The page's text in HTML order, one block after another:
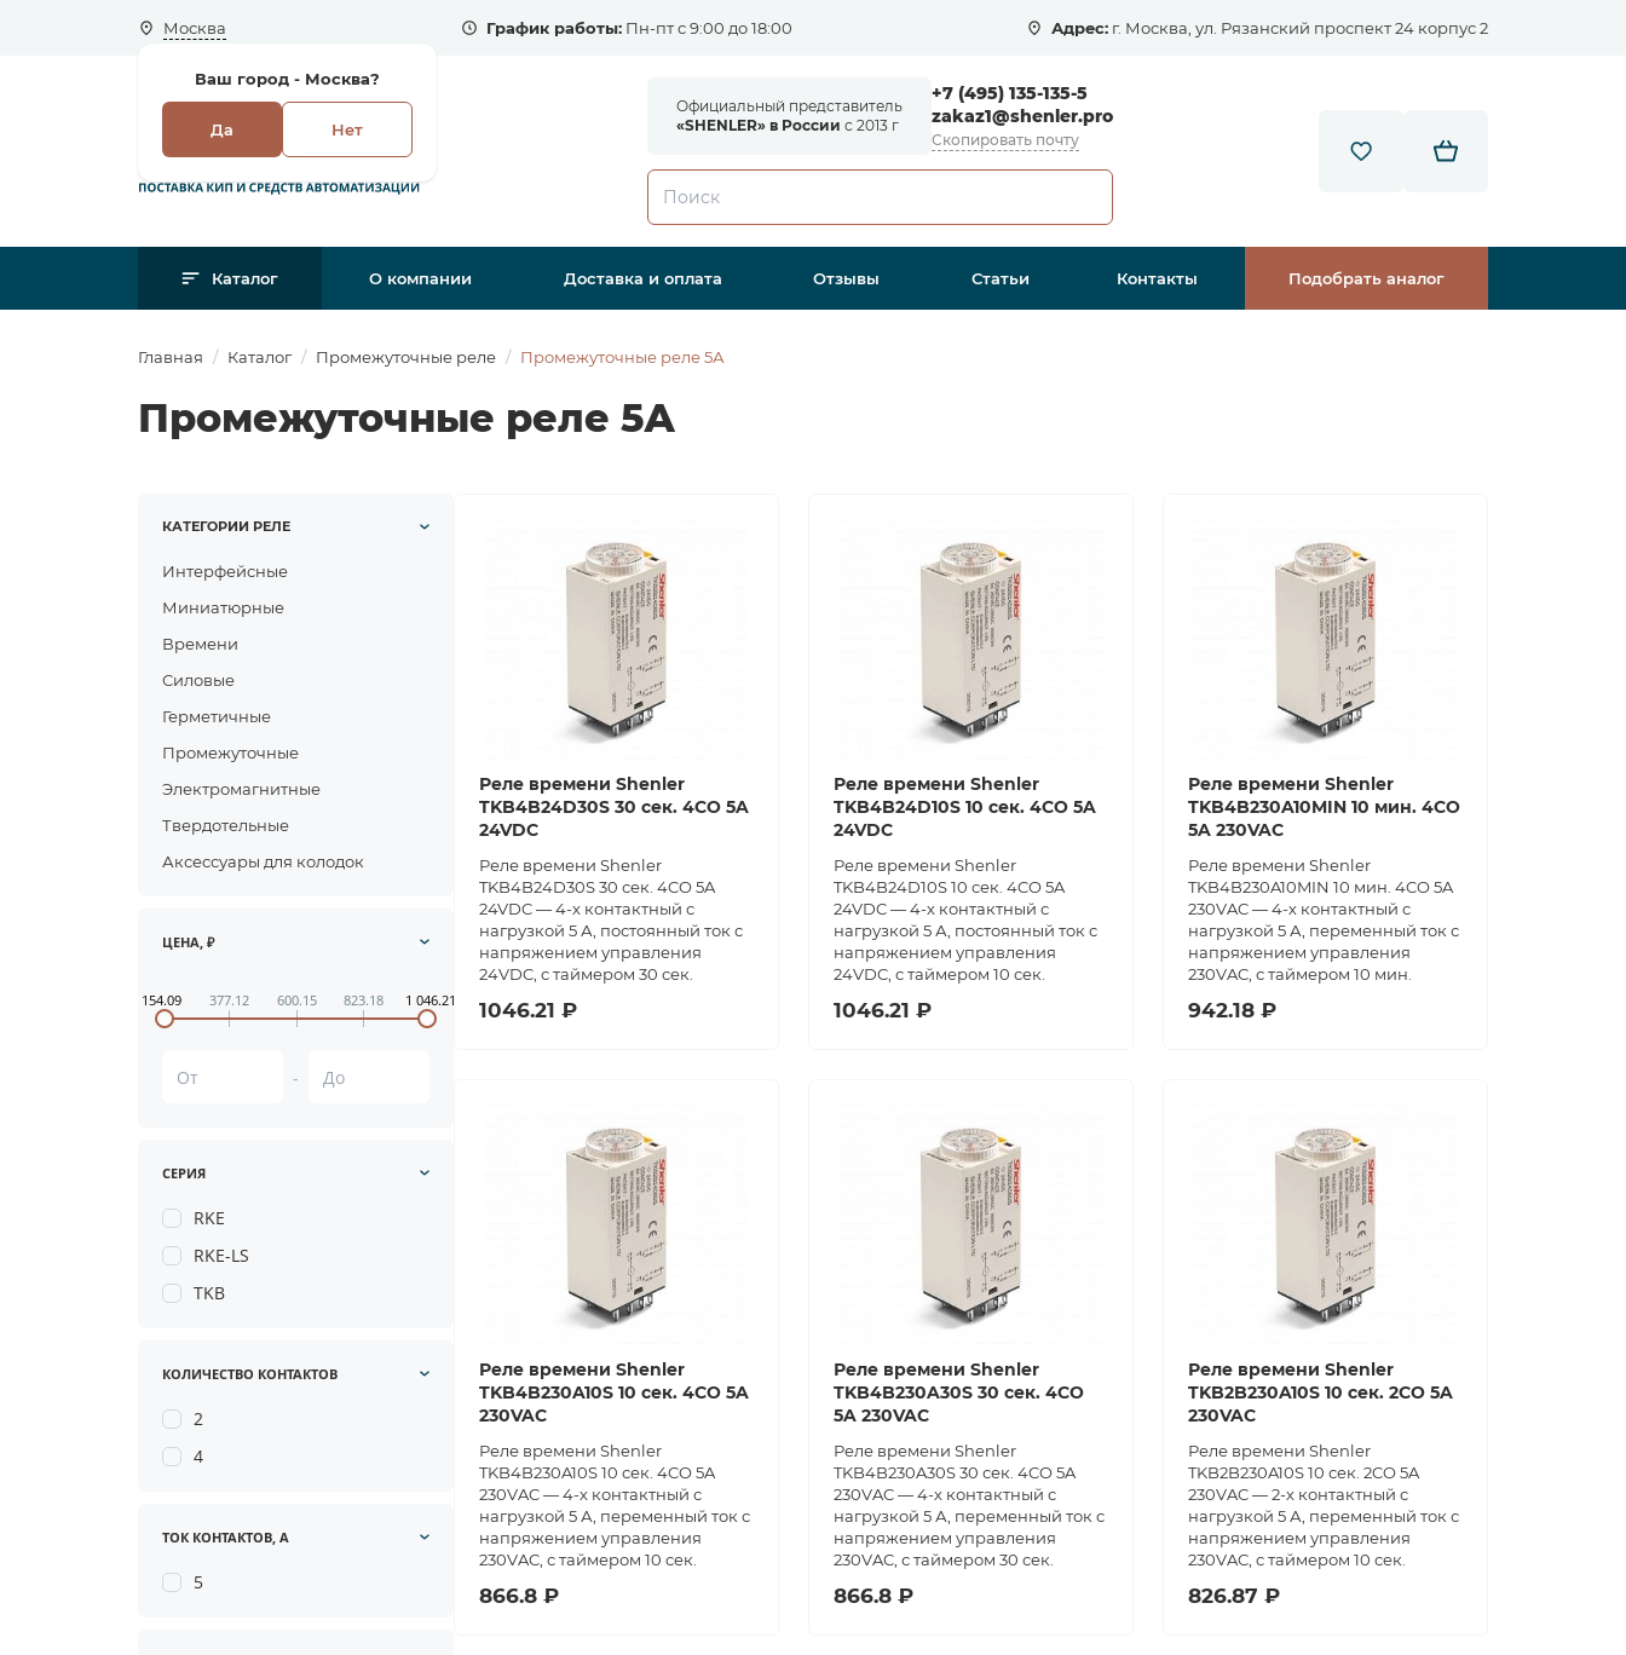
Москва
Ваш город - Москва?
Да Нет
График работы:Пн-пт с 9:00 до 18:00 Адрес: г. Москва, ул. Рязанский проспект 24 корпус 2
Официальный представитель
«SHENLER» в России с 2013 г
+7 (495) 135-135-5
zakaz1@shenler.pro
Скопировать почту
Каталог О компании Доставка и оплата Отзывы Статьи Контакты Подобрать аналог
Главная Каталог Промежуточные реле Промежуточные реле 5А
Промежуточные реле 5А
КАТЕГОРИИ РЕЛЕ
Интерфейсные
Миниатюрные
Времени
Силовые
Герметичные
Промежуточные
Электромагнитные
Твердотельные
Аксессуары для колодок
ЦЕНА, ₽
154.09 377.12 600.15 823.18 1 046.21
СЕРИЯ
RKE
RKE-LS
TKB
КОЛИЧЕСТВО КОНТАКТОВ
2
4
ТОК КОНТАКТОВ, А
5
Реле времени Shenler
TKB4B24D30S 30 сек. 4CO 5A
24VDC
Реле времени Shenler
TKB4B24D30S 30 сек. 4CO 5A
24VDC — 4-х контактный с
нагрузкой 5 А, постоянный ток с
напряжением управления
24VDC, с таймером 30 сек.
1046.21 ₽
Реле времени Shenler
TKB4B24D10S 10 сек. 4CO 5A
24VDC
Реле времени Shenler
TKB4B24D10S 10 сек. 4CO 5A
24VDC — 4-х контактный с
нагрузкой 5 А, постоянный ток с
напряжением управления
24VDC, с таймером 10 сек.
1046.21 ₽
Реле времени Shenler
TKB4B230A10MIN 10 мин. 4CO
5A 230VAC
Реле времени Shenler
TKB4B230A10MIN 10 мин. 4CO 5A
230VAC — 4-х контактный с
нагрузкой 5 А, переменный ток с
напряжением управления
230VAC, с таймером 10 мин.
942.18 ₽
Реле времени Shenler
TKB4B230A10S 10 сек. 4CO 5A
230VAC
Реле времени Shenler
TKB4B230A10S 10 сек. 4CO 5A
230VAC — 4-х контактный с
нагрузкой 5 А, переменный ток с
напряжением управления
230VAC, с таймером 10 сек.
866.8 ₽
Реле времени Shenler
TKB4B230A30S 30 сек. 4CO
5A 230VAC
Реле времени Shenler
TKB4B230A30S 30 сек. 4CO 5A
230VAC — 4-х контактный с
нагрузкой 5 А, переменный ток с
напряжением управления
230VAC, с таймером 30 сек.
866.8 ₽
Реле времени Shenler
TKB2B230A10S 10 сек. 2CO 5A
230VAC
Реле времени Shenler
TKB2B230A10S 10 сек. 2CO 5A
230VAC — 2-х контактный с
нагрузкой 5 А, переменный ток с
напряжением управления
230VAC, с таймером 10 сек.
826.87 ₽